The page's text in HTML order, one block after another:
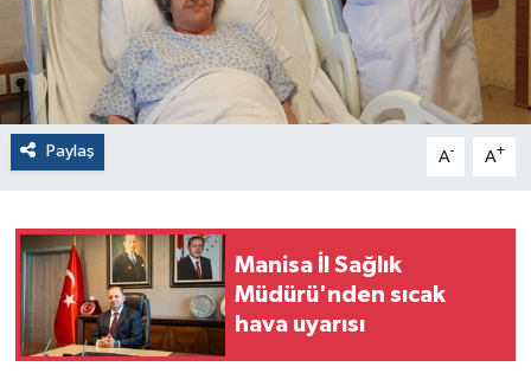
Paylaş A- A+
Manisa İl Sağlık
Müdürü'nden sıcak
hava uyarısı